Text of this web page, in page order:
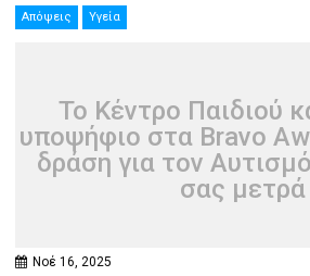
Απόψεις Υγεία
Το Κέντρο Παιδιού
υποψήφιο στα Bravo
δράση για τον
σας μετρά
Νοέ 16, 2025